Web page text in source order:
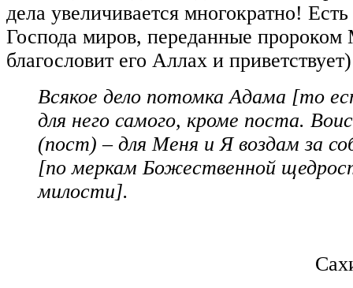
дела увеличивается многократно!
Господа миров, переданные
благословит его Аллах и
Всякое дело потомка Адама [то
для него самого, кроме поста.
(пост) – для Меня и Я воздам за
[по меркам Божественной
милости].